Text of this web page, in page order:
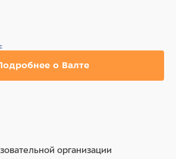
45% (курица не менее
рис не более 2,3%, злаки, куриное
и минералы, альбумин, льняное
натуральные загустители.
о Валте
организации